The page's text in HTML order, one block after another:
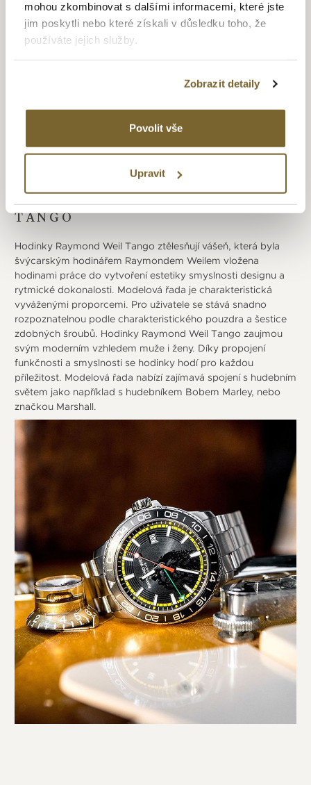
mohou zkombinovat s dalšími informacemi, které jste
jim poskytli nebo které získali v důsledku toho, že
používáte jejich služby.
Zobrazit detaily
Povolit vše
Upravit
ve firemní historii obsahuje indikaci fáze měsíce
u automatického strojku. Další řadou určenou výhradně
ženám je Noemia (2009), která oplývá jemnými rysy
a vybranými materiály. Pokračováním spojení značky
a hudby bylo vydání limitovaných hodinek na počest hudební
edition. Později i dalšími hudebníky s modely Tango 300
Bob Marley, Freelancer David Bowie, Maestro Buddy Holly
či druhou spolupráci s Beatles - Maestro „Abbey Road“.
TANGO
Hodinky Raymond Weil Tango ztělesňují vášeň, která byla
švýcarským hodinářem Raymondem Weilem vložena
hodinami práce do vytvoření estetiky smyslnosti designu a
rytmické dokonalosti. Modelová řada je charakteristická
vyváženými proporcemi. Pro uživatele se stává snadno
rozpoznatelnou podle charakteristického pouzdra a šestice
zdobných šroubů. Hodinky Raymond Weil Tango zaujmou
svým moderním vzhledem muže i ženy. Díky propojení
funkčnosti a smyslnosti se hodinky hodí pro každou
příležitost. Modelová řada nabízí zajímavá spojení s hudebním
světem jako například s hudebníkem Bobem Marley, nebo
značkou Marshall.